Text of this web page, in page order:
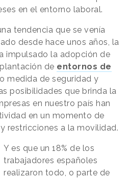
en el entorno laboral.
tendencia que se venía
desde hace unos años, la
impulsado la adopción de
de entornos de
medida de seguridad y
posibilidades que brinda la
en nuestro país han
en un momento de
restricciones a la movilidad.
Y es que un 18% de los
trabajadores españoles
realizaron todo, o parte de